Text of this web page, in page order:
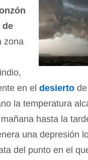
de
zona
en el desierto
la temperatura
hasta la
una depresión
del punto en el